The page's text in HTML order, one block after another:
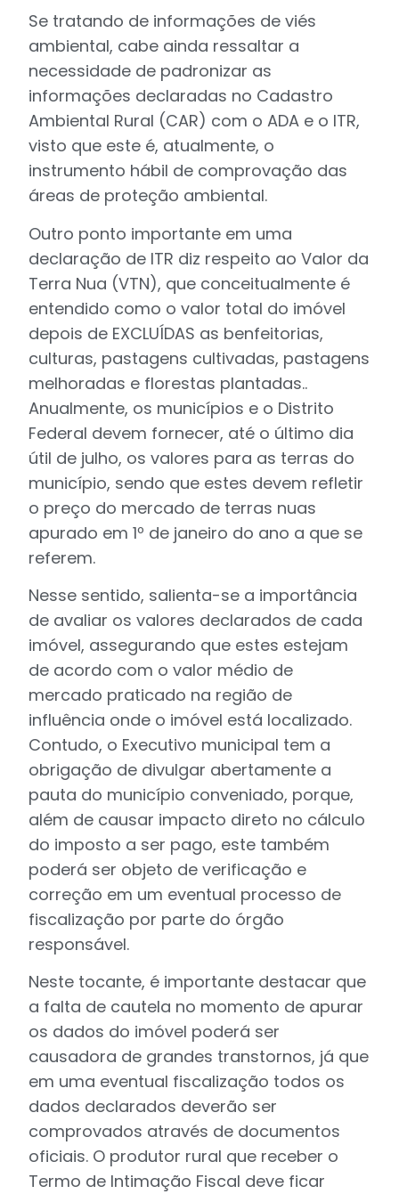
Se tratando de informações de viés
ambiental, cabe ainda ressaltar a
necessidade de padronizar as
informações declaradas no Cadastro
Ambiental Rural (CAR) com o ADA e o ITR,
visto que este é, atualmente, o
instrumento hábil de comprovação das
áreas de proteção ambiental.
Outro ponto importante em uma
declaração de ITR diz respeito ao Valor da
Terra Nua (VTN), que conceitualmente é
entendido como o valor total do imóvel
depois de EXCLUÍDAS as benfeitorias,
culturas, pastagens cultivadas, pastagens
melhoradas e florestas plantadas..
Anualmente, os municípios e o Distrito
Federal devem fornecer, até o último dia
útil de julho, os valores para as terras do
município, sendo que estes devem refletir
o preço do mercado de terras nuas
apurado em 1º de janeiro do ano a que se
referem.
Nesse sentido, salienta-se a importância
de avaliar os valores declarados de cada
imóvel, assegurando que estes estejam
de acordo com o valor médio de
mercado praticado na região de
influência onde o imóvel está localizado.
Contudo, o Executivo municipal tem a
obrigação de divulgar abertamente a
pauta do município conveniado, porque,
além de causar impacto direto no cálculo
do imposto a ser pago, este também
poderá ser objeto de verificação e
correção em um eventual processo de
fiscalização por parte do órgão
responsável.
Neste tocante, é importante destacar que
a falta de cautela no momento de apurar
os dados do imóvel poderá ser
causadora de grandes transtornos, já que
em uma eventual fiscalização todos os
dados declarados deverão ser
comprovados através de documentos
oficiais. O produtor rural que receber o
Termo de Intimação Fiscal deve ficar